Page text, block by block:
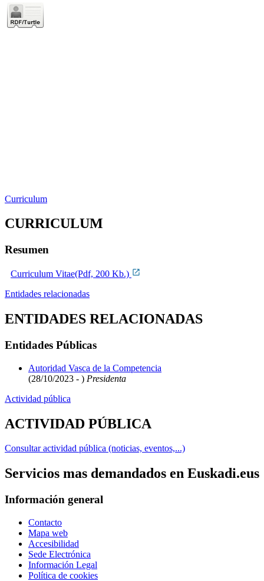
Curriculum
CURRICULUM
Resumen
Curriculum Vitae(Pdf, 200 Kb.)
Entidades relacionadas
ENTIDADES RELACIONADAS
Entidades Públicas
Autoridad Vasca de la Competencia
(28/10/2023 - ) Presidenta
Actividad pública
ACTIVIDAD PÚBLICA
Consultar actividad pública (noticias, eventos,...)
Servicios mas demandados en Euskadi.eus
Información general
Contacto
Mapa web
Accesibilidad
Sede Electrónica
Información Legal
Política de cookies